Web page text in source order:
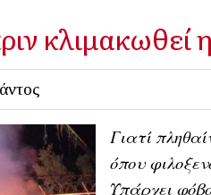
κλιμακωθεί
Γιατί
όπου
Υπάρχει